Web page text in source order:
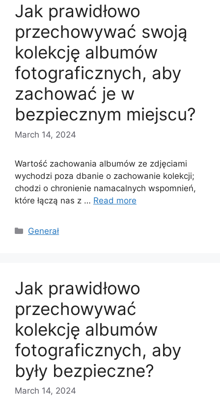
Jak prawidłowo
przechowywać swoją
kolekcję albumów
fotograficznych, aby
zachować je w
bezpiecznym miejscu?
March 14, 2024
Wartość zachowania albumów ze zdjęciami
wychodzi poza dbanie o zachowanie kolekcji;
chodzi o chronienie namacalnych wspomnień,
które łączą nas z … Read more
Categories
Generał
Jak prawidłowo
przechowywać
kolekcję albumów
fotograficznych, aby
były bezpieczne?
March 14, 2024